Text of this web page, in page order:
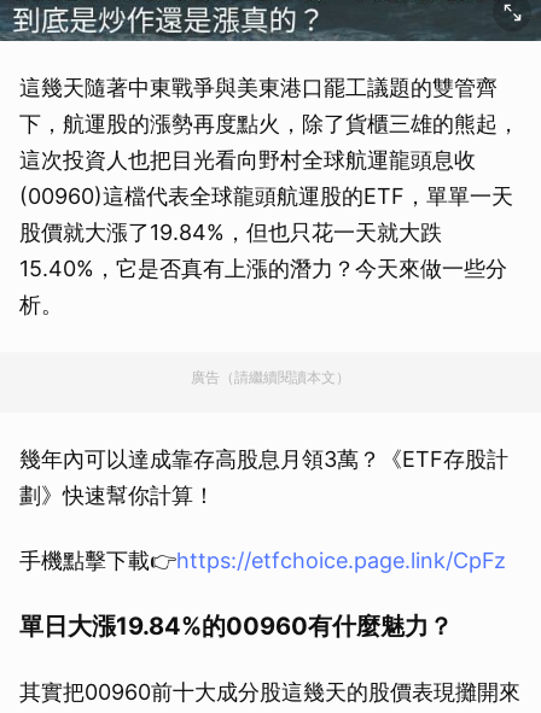
這幾天隨著中東戰爭與美東港口罷工議題的雙管齊
下，航運股的漲勢再度點火，除了貨櫃三雄的熊起，
這次投資人也把目光看向野村全球航運龍頭息收
(00960)這檔代表全球龍頭航運股的ETF，單單一天
股價就大漲了19.84%，但也只花一天就大跌
15.40%，它是否真有上漲的潛力？今天來做一些分
析。
廣告（請繼續閱讀本文）
幾年內可以達成靠存高股息月領3萬？《ETF存股計
劃》快速幫你計算！
手機點擊下載👉https://etfchoice.page.link/CpFz
單日大漲19.84%的00960有什麼魅力？
其實把00960前十大成分股這幾天的股價表現攤開來